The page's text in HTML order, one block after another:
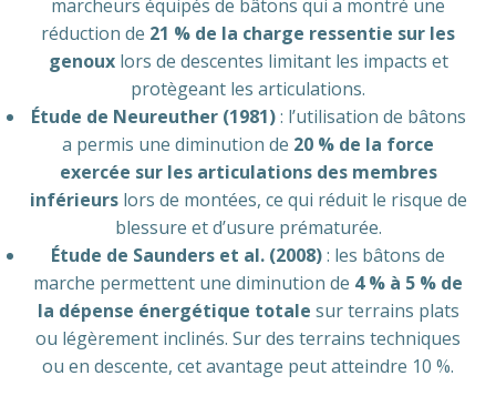
marcheurs équipés de bâtons qui a montré une
réduction de 21 % de la charge ressentie sur les
genouxlors de descentes limitant les impacts et
protègeant les articulations.
Étude de Neureuther (1981): l’utilisation de bâtons
a permis une diminution de 20 % de la force
exercée sur les articulations des membres
inférieurslors de montées, ce qui réduit le risque de
blessure et d’usure prématurée.
Étude de Saunders et al. (2008): les bâtons de
marche permettent une diminution de 4 % à 5 % de
la dépense énergétique totale sur terrains plats
ou légèrement inclinés. Sur des terrains techniques
ou en descente, cet avantage peut atteindre 10 %.